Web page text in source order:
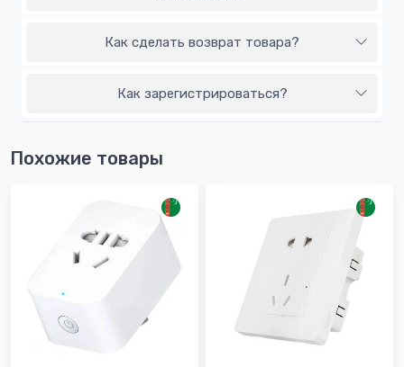
Как сделать возврат товара?
Как зарегистрироваться?
Похожие товары